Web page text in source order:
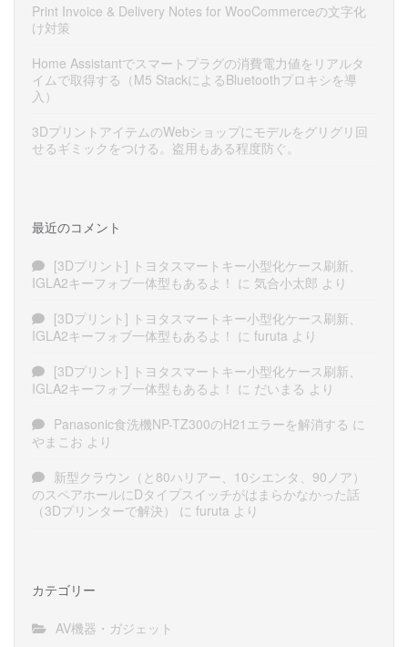
Print Invoice & Delivery Notes for WooCommerceの文字化
け対策
Home Assistantでスマートプラグの消費電力値をリアルタ
イムで取得する（M5 StackによるBluetoothプロキシを導
入）
3DプリントアイテムのWebショップにモデルをグリグリ回
せるギミックをつける。盗用もある程度防ぐ。
最近のコメント
[3Dプリント] トヨタスマートキー小型化ケース刷新、
IGLA2キーフォブ一体型もあるよ！ に 気合小太郎 より
[3Dプリント] トヨタスマートキー小型化ケース刷新、
IGLA2キーフォブ一体型もあるよ！ に furuta より
[3Dプリント] トヨタスマートキー小型化ケース刷新、
IGLA2キーフォブ一体型もあるよ！ に だいまる より
Panasonic食洗機NP-TZ300のH21エラーを解消する に
やまこお より
新型クラウン（と80ハリアー、10シエンタ、90ノア）
のスペアホールにDタイプスイッチがはまらかなかった話
（3Dプリンターで解決）
に furuta より
カテゴリー
AV機器・ガジェット